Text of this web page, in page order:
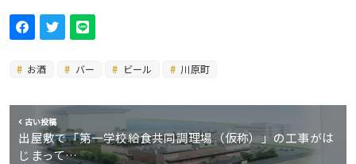
お酒 バー ビール 川原町
古い投稿
出屋敷で「第一学校給食共同調理場（仮称）」の工事がは
じまって…